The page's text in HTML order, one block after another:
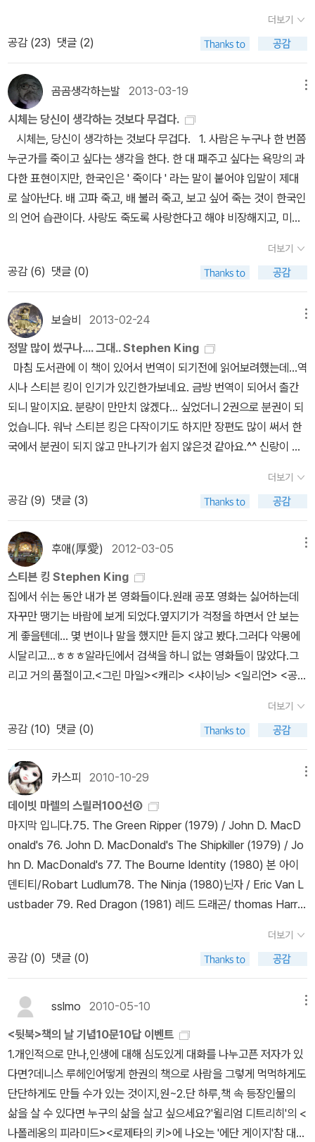
만한 것이 없다는 걸 생각하게 되는데, 국지적으로야 늘 전쟁이 사방
에 넘쳐나고 있지만 적어도 서방세계와 그에 연계된 생활권에서의 큰
전쟁이 없었던 지난 80년, PC와 저항의 시대를 지난 양극화가 이런
식으로 분출되는 걸 보면 내 생의 어느 즈음 다시 큰 전쟁을 맞이할 수
어야만 하는 건지도 모르겠다만, 뚜렷하게 규정할 수 없는 파시즘은
늘 곁에서 그 banner를 올릴 날을 기다리고 있는 것이다. 참으로 즐
거운 시간이었다만 제대로 기억나는 것도 있고 거의 다 까맣게 잊어
버린 이야기도 있다. 무의식 깊은 곳 어디엔가 살아있기를 바랄 뿐이
다. 가끔 회광반조처럼 자다가 깨어나 떠올리는 이야기들처럼.읽을
책을 떠올리며 대충 모으는 것으로 일단 reset을 해본다. 늘 비슷하
게 재미없이 살고는 있지만 매일 책 한 권을 읽는 노년의 언젠가를 그
다.
끼 말이 있고, 넌 그 새끼 말의 엄마라고 하자…‥. 그런데 갑자기 새끼
말이 어딘지 먼 곳으로 가버렸단 말이야…‥. 그런데도 슬프지 않니?”
(문예출판사, 247쪽) 『애수』는 요나가 말에게 대화를 시도하는
장면을 묘사하면서 끝난다. 소설의 마지막 문장은 담담하다. 요나
는 흥분한 어조로 자초지종을 말에게 이야기한다. (문예출판사, 24
7쪽) 『애수』는 단순한 줄거리로 이루어져 있지만, 반전을 이용한
소설의 결말은 주인공의 슬픈 감정을 극대화하고 있다. 요나는 아들
의 죽음에 슬퍼할 뿐만 아니라 슬픔에 빠진 자신의 상태를 다른 사람
에게 말하지 못해서 고통스러워한다. 슬픔을 마음속에 묻으면서 살아
가는 것은 정말 괴롭고 힘든 일이다. 슬픈 내용의 단편소설을 소개하
는 글에 어울리지 않은 내용이겠지만, 그래도 ‘문제 있는 번역’에 대해
어딘지 먼 곳으로 가버렸다면’이라고 썼으며 『애수』(열린책들)의 번
역가는 ‘새끼 말이 죽었다면’이라고 썼다. 「만일 말이다, 너에게 새
끼가, 네가 낳은 새끼가 있다면 말이다‥…. 그런데 갑자기 말이다, 그
새끼가 죽었다면 말이다‥… 얼마나 괴롭겠니?」 (열린책들, 31쪽)
‘어딘지 먼 곳으로 간다’는 표현은 생이별을 의미한다. 인간을 위한
‘가축’ 또는 ‘상품’이 되어야 하는 망아지에게는 어미 말과 함께하는
시간이 길지 않다. 인간에 의해서 강제로 생이별을 해야 한다. 한편
망자가 사는 세계를 ‘먼 곳’이라고 표현하기도 한다. 그래서 우리는 누
군가의 죽음을 말할 때 ‘먼 곳으로 갔다’라고 말한다. 그런데 문예출판
아지와 사별한 어미 말의 상황을 뜻하는 것인지 그 의미를 파악하기
힘들다. 그렇다고 해서 이 번역문을 ‘중의적 표현’으로 볼 수 없다. 영
인용문에 밑줄이 있는 문장)이 나와 있다. “Now, suppose you
had a little colt, and you were own mother to that little col
t‥…. And all at once that same little colt went and died‥….
You’d be sorry, wouldn’t you?‥….” 독자들에게 혼동을 주지
않으려면 망아지의 죽음을 가정하는 문장을 써야 한다.
<그것 It>이 출간됐다. 4년이라는 집필 기간 끝에 완성된 이 작품은
한국어판으로 1812페이지에 이르는 대작이다. 1986년 출간 즉시 뉴
욕 타임스 베스트셀러 1위에 올랐으며, 퍼블리셔스 위클리가 '1986
년에 가장 많이 팔린 픽션'이라 공인하기도 했다. <스탠드>와 함께
팬들로부터 가장 많은 지지를 받는 작품이기도 하다.-알라딘 책소개
2003년 미국의 권위있는 문학상인 전미도서상(National Book a
ward)에서 '미국 문단에 탁월한 공헌을 한 작가'에게 주는 상을 수상
한 스티븐 킹. 스티븐 킹은 인간의 마음 속 깊은 곳에 감춰진 원초적이
고 근원적인 공포를 탁월하게 묘사한다는 평을 듣는 작가이다. 가족
간의 불화, 집단 따돌림 같이 일상에 자리한 사소한 문제들이 언제라
도 생명을 위협할만큼 커다란 위기로 치달을 수 있음을 스피디한 필
치로 생생하게 그려낸다.-알라딘 책소개 이 소설의 주인공 폴 셸던
을 거머쥐었지만 평론가들의 악평에 괴로워하며 문학상의 권위에 집
착하는 폴은, 한때 싸구려 호러소설 작가로 취급당한 스티븐 킹의 모
습을 투영한다.소설은 자동차 사고로 의식을 잃었다가 외딴 집에서
깨어난 폴이 자신을 구해준 전직 간호사 애니를 만나는 장면으로 시
작한다. 자칭 '폴 셸던의 넘버원 팬'이자 생명의 은인인 애니는 미저리
시리즈의 주인공이 죽는다는 사실을 알게 되자, 폴에게 미저리를 살
려내라고 광분한다.-알라딘 책소개 2003년 미국의 권위있는 문학
상인 전미도서상(National Book award)에서 '미국 문단에 탁월한
끔한 편집과 새 번역, 단단한 양장본의 모습으로 재출간된다. 이번에
출간된 다섯 권 외에 국내 처음 소개되는 <세일럼스롯>을 포함, <미
저리>, <스탠드>, <그린마일>, <잇>이 연달아 출간될 예정. -알라
딘 책소개 스티븐 킹이 쓴 40편의 장편 소설은 35개국에서 33개
언어로 번역되었으며, 70여개의 영화와 텔레비전 시리즈로 제작되었
다. 그는 공포소설의 외피를 빌려, 삶과 죽음, 사랑과 집착, 도전과 좌
절, 신과 인간 등 인간의 본질적 문제에까지 파고드는 훌륭한 작가이
다.-알라딘 책소개 전 세계 3억 독자를 둔 세계적인 이야기의 제왕
스티븐 킹의 장편소설. 스탠리 큐브릭 감독 잭 니콜슨 주연의 동명 영
화로도 잘 알려진 소설 <샤이닝>의 후속작으로서, 36년 만에 출간된
속편이다. 이 작품은 출간 즉시 뉴욕타임스 종합 베스트셀러 1위에 등
>은 기존의 '공포'에서 탈피하여 초능력을 가진 소녀와 그녀를 죽여
알코올 중독자로 인생의 끝에 섰던 주인공이 자신의 삶을 회복하는
과정을 담고 있어 재미와 감동을 함께 준다. -알라딘 책소개 캐시 베
>은 딸을 위해 폭군과 같은 남편을 살해하는 아내의 이야기이다. 어
눌하되 솔직한 말투로, 돌로레스 클레이본이 자신의 삶 이야기를 풀
최대 걸작이라는 평을 받은 <리시 이야기>. 호러 소설을 통해 길러진
흡인력과 박진감, 단편 소설의 재기발랄함, 스티븐 킹 에세이의 특징
가의 모든 기예를 맛볼 수 있다.내세울 것 하나 없이 평범한 여인, 오
는, 현실과 환상, 과거와 현재, 추억과 공포가 견고하게 맞물려 돌아간
다. 언어에 대한 애정과 창작의 고통, 이야기 본연의 치유 능력에 대한
스티븐 킹의 굳은 믿음이 작품 곳곳에서 드러난다. -알라딘 책소개
공포, 판타지, SF 분야에서 활약해 온 스티븐 킹의 소설. 브람 스토커
의 <드라큘라>를 현대적으로 변형시켰으며, 그 오마쥬를 담고 있는
작품이다. 일상의 평범한 일들이 일순간 공포의 세계로 탈바꿈, 극적
이고 긴장감 넘치는 구조를 엿볼 수 있다.첫 단편집 <스티븐 킹 단편
집>에 실려 있는 '예루살렘 롯'과 동일한 지역을 무대로 하고 있다. 살
더보기
공감 (23) 댓글 (2)
곰곰생각하는발 2013-03-19
시체는 당신이 생각하는 것보다 무겁다.
시체는, 당신이 생각하는 것보다 무겁다. 1. 사람은 누구나 한 번쯤
누군가를 죽이고 싶다는 생각을 한다. 한 대 패주고 싶다는 욕망의 과
다한 표현이지만, 한국인은 ' 죽이다 ' 라는 말이 붙어야 입말이 제대
로 살아난다. 배 고파 죽고, 배 불러 죽고, 보고 싶어 죽는 것이 한국인
의 언어 습관이다. 사랑도 죽도록 사랑한다고 해야 비장해지고, 미움
국'이다. 그렇다면 누군가를 죽이고 싶다는 이 화끈한 상상'은 남성과
여성 중에서 어느 쪽이 더욱 간절할까 ? 내가 굳이 말 안 해도 짐작이
가능하다. 폭력의 주체인 가해자는 주먹을 휘두르지만 피해자는 상상
속에서만 칼을 휘두른다. 아무래도 가부장 사회에서 당하는 쪽은 여
성이 아니던가. 이 칼부림이 타자를 향하지 못하고 자신을 향하는 것
이 바로 자살'이다. 살인은 어렵지 않다. 하지만 은폐'는 어렵다. 더군
다나 당신이 여성'이라면 더더욱 그렇다. 어떻게 처리할 것인가 ? 이
세상에서 가장 어리석은 것 중 하나가 살인에 공모자를 끌어들이는
방법이다. 똥 눌 때와 살인 할 때는 오로지 혼자여야 한다. 그 어떤 도
움도 없이 스스로 해결해야 한다. 남성의 평균 몸무게는 70kg이다.
40kg인 당신이 이 시체를 처리한다는 것은 어렵다. 설령 커다란 여
행용 가방에 넣어서 낑낑거리며 옮긴다고 해도 증거는 곳곳에 남는
다. 엘리베이터 안의 시시티븨가 창백한 당신의 얼굴과 거대한 여행
대한민국만큼 곳곳에 시시티븨'가 깔린 곳도 없기 때문이다. 가장 멍
청한 살인자는 빅 사이즈 여행용 가방을 거리에 끌고 나오는 것이다.
강력계 형사들은 당신이 이 커다란 가방을 끌고 돌아다닌 흔적'에서
빙고를 외칠 것이다. 똑똑한 독자라면 내가 곧 말할 내용을 간파했을
것이다. 여행용 가방은 안 되지만, 이스트팩 가방'은 매의 눈과 같은
형사의 감시에서 자유롭다. 왜냐하면 사람은 이스트팩 가방에 들어가
지 않는다는 사실을 잘 알고 있기 때문이다. 코끼리를 냉장고 안에 넣
을 수 없는 것처럼 말이다. 하지만 조각 조각 잘라서 넣으면 가능하다.
게 적합한 작업이다. 시체는 당신이 생각하는 것보다 무겁다. 두 팔을
쓰러진 남자의 겨드랑이에 넣어 힘을 줘도 꼼짝하지 않는다는 사실을
깨닫게 되면 이 < 무겁다 > 는 곧 < 무섭다 > 로 바뀌게 된다. 어떻게
할 것인가. 무거운 냉장고를 옮기는 가장 좋은 방법은 냉장고 안의 반
찬통을 꺼내는 일이다. 다음의 목록'은 여성을 위한 지침서'다. 윤리적
인 문제는 잠시 접어두자. 난 당신과 논쟁하고 싶지 않다. 냉
장고'를 옮길 때는 냉장고 속 내용물을 모두 빼야 한다. 힘이 장사라면
상황은 달라지겠으나 당신은 연약한 여자다. 더군다나 두려움에 떨고
있다. 수고스럽지만 냉장고 문을 열고 그 속에 있는 것들을 빼내야 한
다. 그 방법은 기리노 나쓰오의 걸작 하드보일드 범죄 소설 < 아웃 >
에 자세히 나온다. 기리노 나쓰오의 표현을 빌리면 손질하는 작업은
로 죽이고 싶은 대상을 대신 살인을 하는 것이다. 그러니깐 피해자와
전범죄'를 완성시키는 주요 요소'로 작동한다. 그런가 하면 미저리에
서는 납치, 감금이라는 방법을 사용한다. 수많은 방법이 있다. 선택은
당신 몫이다. 2. 며칠 동안 책 정리'를 했다. 책장 7개 분량의 책을
다섯 개의 책장 안에 구겨넣어야 하다 보니, 이게 만만한 작업이 아니
다. 이십 년 전 어머니는 보유한 주식이 이틀 연속 상한가를 치며 하루
에 백만 원의 시세 차익'을 남기자 들뜬 나머지 통 크게 오동나무 책장
더보기
공감 (6) 댓글 (0)
보슬비 2013-02-24
정말 많이 썼구나.... 그대.. Stephen King
마침 도서관에 이 책이 있어서 번역이 되기전에 읽어보려했는데...역
시나 스티븐 킹이 인기가 있긴한가보네요. 금방 번역이 되어서 출간
되니 말이지요. 분량이 만만치 않겠다... 싶었더니 2권으로 분권이 되
었습니다. 워낙 스티븐 킹은 다작이기도 하지만 장편도 많이 써서 한
국에서 분권이 되지 않고 만나기가 쉽지 않은것 같아요.^^ 신랑이 먼
버렸다네요. 그리고 그냥 책을 덮어버리는 만행을..... ㅋㅋ 저도 한글
로 읽은후 영어로 다시 읽으려했는데.... 이렇게 되면 그냥 영어로 먼
저 읽을까? 아니면 한글로 읽고 오디오북만 따로 들을지... 고민 좀 해
봐야할것 같아요. 암튼, 스티븐킹의 책을 살피다보니 정말 많이 쓰기
도 했네요.꽤 읽었다 생각했는데, 아직도 읽지 않은 책들도 많고... 집
에도 구매해 놓고 쳐다보기만 했네요.초기에 스티븐킹 책들은 양장본
으로 구매했어요. 처음 외서에 관심있을때 페이퍼백보다 양장본이 좋
았는데, 시간이 흐를수록 읽기 편하고 가격 저렴하고, 부피가 작은 페
이퍼백을 선호하게 되면서 후기에는 페이퍼백으로 구매하게 된것 같
습니다. 내가 읽은 스티븐킹의 책들 '언더 더 돔' 3권으로 분권되
었지만, 워낙 페이지가 어마 어마하다는것을 알기에 이해하기로...^^;;
하지만 외국에서는 절대 분권이란 있을수가 없어요. 아마도 보급형이
페이퍼백이 있어서 가능하지 않을까??? 하는 생각이 들긴하지만....
을듯...) 무척 재미있게 읽었는데, 그래서 리뷰 쓰지 못한 책이었답니
다.베르나르 베르베르를 연상케 하는 부분들이 있어서 살짝 작가를
혼돈했다던 책...ㅋㅋ 재미있게 읽었기 때문에 나중에 도서관에서 오
디오북과 함께 원서 도전해볼 예정인지만..언제가 될지는 미지수입니
다.ㅎㅎ 영화도... 책도.... 내 눈물을 빼았었던 '돌로레스클레이본'.엉
엉 우는것이 아닌 눈물이 또르르르..... 스티븐 킹하면 호러가 가장 먼
저 떠오르는데, 그에게도 이렇게 드라마적인 작품들이 많다는것이 놀
라웠답니다. 사실 이 책외에 '쇼생크의 탈출' 과 '그린마일'도 스티븐
의 아이들'이라는 부제목을 달았던 단편집이었군요.스티븐 킹의 단편
집도 절대 무시 못하죠. 번뜻이는 아이어들이 은근 더 재미있답니다.
그래서인지 미국에서는 그의 단편을 옴니버스식 드라마로 만들기도
했던데...여기서 볼수 없어서 아쉬워요. 단편집이라 오디오북으로 하
나씩 들으면 재미있을듯. 'the Mist' 단편이 수록된 '스켈레톤 크
루' 솔직히 이 책은 책으로 읽었는지... 전자책으로 읽었는지 기억이
가물가물거려요...암튼 여러 단편중에 'The Mist'는 완전 매력적이었
었답니다. 그래서 영화로 만들었을때 은근 기대했었는데..... 마음에
들었어요.ㅋㅋ B급 영화였지만, 그래서 더 마음에 들었던듯. 특히나
원작과 다른 결말은 더 충격적이었답니다.원작이 좋으냐? 영화가 좋
으냐?라고 물었을때 둘다 선택하지 못할정도로 둘의 결말 모두 마음
더보기
공감 (9) 댓글 (3)
후애(厚愛) 2012-03-05
스티븐 킹 Stephen King
집에서 쉬는 동안 내가 본 영화들이다.원래 공포 영화는 싫어하는데
자꾸만 땡기는 바람에 보게 되었다.옆지기가 걱정을 하면서 안 보는
게 좋을텐데... 몇 번이나 말을 했지만 듣지 않고 봤다.그러다 악몽에
시달리고...ㅎㅎㅎ알라딘에서 검색을 하니 없는 영화들이 많았다.그
리고 거의 품절이고.<그린 마일><캐리> <샤이닝> <일리언> <공포
<초능력 소녀의 분노> <런닝맨> <1408> <쿠조> <부적> 제일 무
섭게 본 영화는 <캐리>와 <쿠조> 그리고 <공포의 묘지>...<캐리>
는 원작이 더 무섭다고 생각이 든다.책으로 읽어보고 싶은 책을 몇 권
더보기
공감 (10) 댓글 (0)
카스피 2010-10-29
데이빗 마렐의 스릴러100선④
마지막 입니다.75. The Green Ripper (1979) / John D. MacD
onald's 76. John D. MacDonald's The Shipkiller (1979) / Jo
hn D. MacDonald's 77. The Bourne Identity (1980) 본 아이
덴티티/Robart Ludlum78. The Ninja (1980)닌자 / Eric Van L
ustbader 79. Red Dragon (1981) 레드 드래곤/ thomas Harris
Boy (1982) 사라진 도살자 / Thomas Perry 절판(남도)82. The
Hunt for Red October (1984) 붉은 시월 /Tom Clancy 절판(백
암)83. The Tomb (1984) / F. Paul Wilson 84. Flood (1985)
플러드/ Andrew Vachess 절판(행복)85. Misery (1987) 미저리/
Stephen king 86. The Charm School (1988) / Nelson DeMil
le 87. Watchers (1988) 와처스/ Dean Koontz 절판(우남)88.
The Eight (1988) 에이트 / Katherine Neville 89. Koko (198
8) / Peter Straub 90. The Firm (1991) 그래서 그들은 바다로 갔
다 / John Grisham 91. Silent Night (1991) / R. L. Stine 92. Al
ong Came a Spider (1992) / James Patterson 93. Point of I
더보기
공감 (0) 댓글 (0)
sslmo 2010-05-10
<뒷북>책의 날 기념10문10답 이벤트
1.개인적으로 만나,인생에 대해 심도있게 대화를 나누고픈 저자가 있
다면?데니스 루헤인어떻게 한권의 책으로 사람을 그렇게 먹먹하게도
단단하게도 만들 수가 있는 것이지,원~2.단 하루,책 속 등장인물의
삶을 살 수 있다면 누구의 삶을 살고 싶으세요?'윌리엄 디트리히'의 <
나폴레옹의 피라미드><로제타의 키>에 나오는 '에단 게이지'참 대책